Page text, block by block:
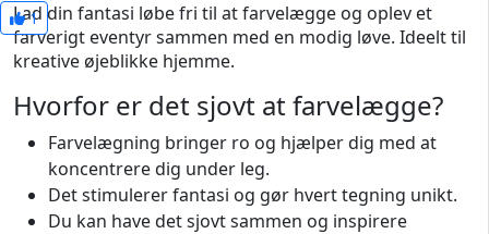
1
Lad din fantasi løbe fri til at farvelægge og oplev et
farverigt eventyr sammen med en modig løve. Ideelt til
kreative øjeblikke hjemme.
Hvorfor er det sjovt at farvelægge?
Farvelægning bringer ro og hjælper dig med at
koncentrere dig under leg.
Det stimulerer fantasi og gør hvert tegning unikt.
Du kan have det sjovt sammen og inspirere